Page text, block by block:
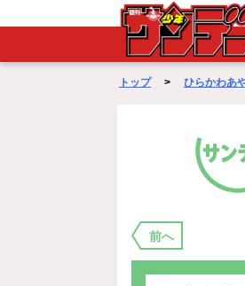
WEBサンデー
トップ> ひらかわあ
前へ